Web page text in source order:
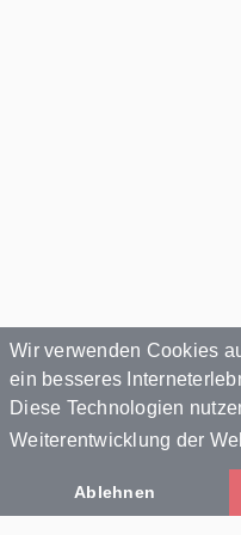
Wir verwenden Cookies
ein besseres
Diese Technologien
Weiterentwicklung der
Ablehnen